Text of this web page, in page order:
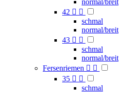
normal/breit
42  
schmal
normal/breit
43  
schmal
normal/breit
Fersenriemen  
35  
schmal